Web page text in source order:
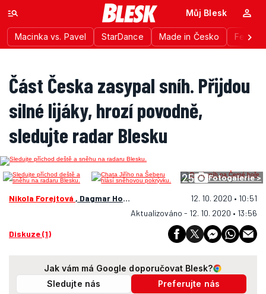
Macinka vs. Pavel StarDance Made in Česko
Můj Blesk
Část Česka zasypal sníh. Přijdou
silné lijáky, hrozí povodně,
sledujte radar Blesku
25 Fotogalerie >
Nikola Forejtová , Dagmar Honsová
12. 10. 2020 • 10:51
Aktualizováno - 12. 10. 2020 • 13:56
Diskuze (1)
Jak vám má Google doporučovat Blesk?
Sledujte nás
Preferujte nás